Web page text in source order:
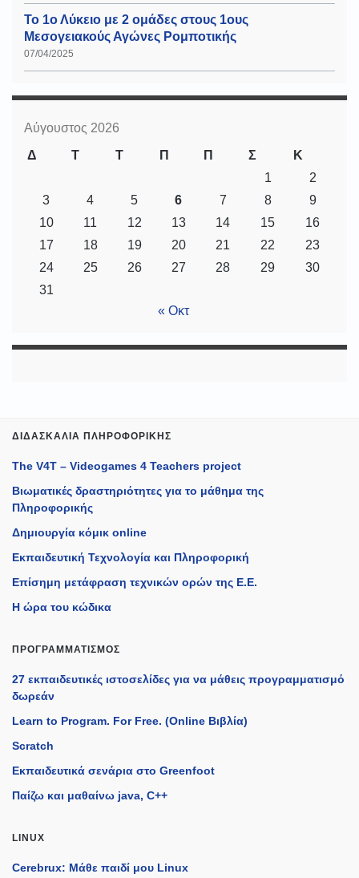
Το 1ο Λύκειο με 2 ομάδες στους 1ους
Μεσογειακούς Αγώνες Ρομποτικής
07/04/2025
Αύγουστος 2026
Δ
Τ Τ Π Π Σ
Κ
1
2
3
4 5 6 7 8
9
10
11 12 13 14 15
16
17
18 19 20 21 22
23
24
25 26 27 28 29
30
31
« Οκτ
ΔΙΔΑΣΚΑΛΊΑ ΠΛΗΡΟΦΟΡΙΚΉΣ
The V4T – Videogames 4 Teachers project
Βιωματικές δραστηριότητες για το μάθημα της
Πληροφορικής
Δημιουργία κόμικ online
Εκπαιδευτική Τεχνολογία και Πληροφορική
Επίσημη μετάφραση τεχνικών ορών της Ε.Ε.
Η ώρα του κώδικα
ΠΡΟΓΡΑΜΜΑΤΙΣΜΌΣ
27 εκπαιδευτικές ιστοσελίδες για να μάθεις προγραμματισμό
δωρεάν
Learn to Program. For Free. (Online Βιβλία)
Scratch
Εκπαιδευτικά σενάρια στο Greenfoot
Παίζω και μαθαίνω java, C++
LINUX
Cerebrux: Μάθε παιδί μου Linux